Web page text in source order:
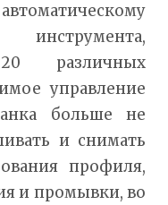
различных
управление
больше не
и снимать
профиля,
и промывки, во